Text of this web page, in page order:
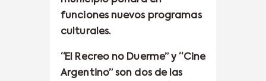
funciones nuevos programas
culturales.
“El Recreo no Duerme” y “Cine
Argentino” son dos de las